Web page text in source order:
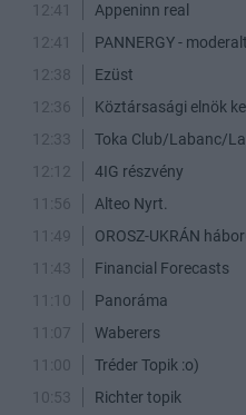
12:41
Appeninn real
12:41
PANNERGY - moderalt
12:38
Ezüst
12:36
Köztársasági elnök
12:33
12:12
4IG részvény
11:56
Alteo Nyrt.
11:49
OROSZ-UKRÁN
11:43
Financial Forecasts
11:10
Panoráma
11:07
Waberers
11:00
Tréder Topik :o)
10:53
Richter topik